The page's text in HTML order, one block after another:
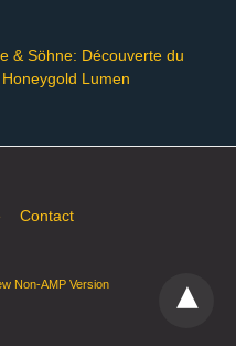
& Söhne: Découverte du
Lumen
Contact
Non-AMP Version